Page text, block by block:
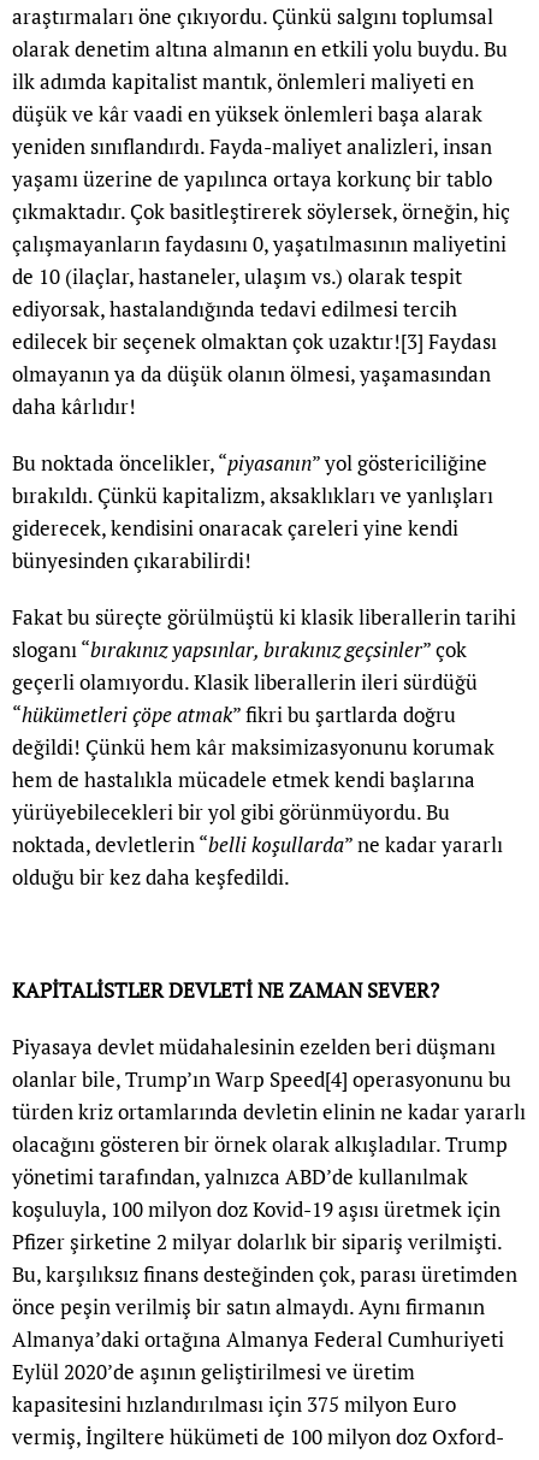
araştırmaları öne çıkıyordu. Çünkü salgını toplumsal
olarak denetim altına almanın en etkili yolu buydu. Bu
ilk adımda kapitalist mantık, önlemleri maliyeti en
düşük ve kâr vaadi en yüksek önlemleri başa alarak
yeniden sınıflandırdı. Fayda-maliyet analizleri, insan
yaşamı üzerine de yapılınca ortaya korkunç bir tablo
çıkmaktadır. Çok basitleştirerek söylersek, örneğin, hiç
çalışmayanların faydasını 0, yaşatılmasının maliyetini
de 10 (ilaçlar, hastaneler, ulaşım vs.) olarak tespit
ediyorsak, hastalandığında tedavi edilmesi tercih
edilecek bir seçenek olmaktan çok uzaktır![3] Faydası
olmayanın ya da düşük olanın ölmesi, yaşamasından
daha kârlıdır!
Bu noktada öncelikler, “piyasanın” yol göstericiliğine
bırakıldı. Çünkü kapitalizm, aksaklıkları ve yanlışları
giderecek, kendisini onaracak çareleri yine kendi
bünyesinden çıkarabilirdi!
Fakat bu süreçte görülmüştü ki klasik liberallerin tarihi
sloganı “bırakınız yapsınlar, bırakınız geçsinler” çok
geçerli olamıyordu. Klasik liberallerin ileri sürdüğü
“hükümetleri çöpe atmak” fikri bu şartlarda doğru
değildi! Çünkü hem kâr maksimizasyonunu korumak
hem de hastalıkla mücadele etmek kendi başlarına
yürüyebilecekleri bir yol gibi görünmüyordu. Bu
noktada, devletlerin “belli koşullarda” ne kadar yararlı
olduğu bir kez daha keşfedildi.
KAPİTALİSTLER DEVLETİ NE ZAMAN SEVER?
Piyasaya devlet müdahalesinin ezelden beri düşmanı
olanlar bile, Trump’ın Warp Speed[4] operasyonunu bu
türden kriz ortamlarında devletin elinin ne kadar yararlı
olacağını gösteren bir örnek olarak alkışladılar. Trump
yönetimi tarafından, yalnızca ABD’de kullanılmak
koşuluyla, 100 milyon doz Kovid-19 aşısı üretmek için
Pfizer şirketine 2 milyar dolarlık bir sipariş verilmişti.
Bu, karşılıksız finans desteğinden çok, parası üretimden
önce peşin verilmiş bir satın almaydı. Aynı firmanın
Almanya’daki ortağına Almanya Federal Cumhuriyeti
Eylül 2020’de aşının geliştirilmesi ve üretim
kapasitesini hızlandırılması için 375 milyon Euro
vermiş, İngiltere hükümeti de 100 milyon doz Oxford-